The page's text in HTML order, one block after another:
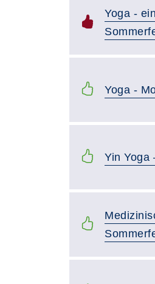
Yoga -
Yoga -
Yin Yoga